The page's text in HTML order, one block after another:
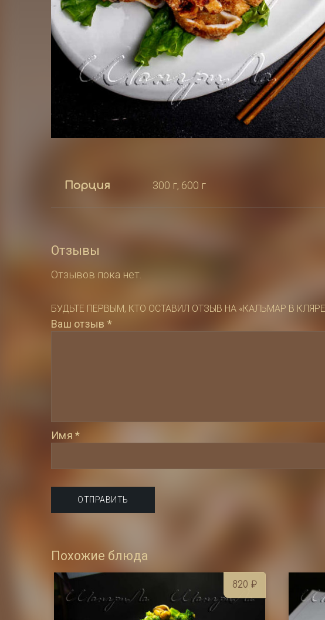
Порция 300 г, 600 г
Отзывы
Отзывов пока нет.
БУДЬТЕ ПЕРВЫМ, КТО ОСТАВИЛ ОТЗЫВ НА «КАЛЬМАР В КЛЯРЕ
Ваш отзыв *
Имя *
Похожие блюда
820 ₽